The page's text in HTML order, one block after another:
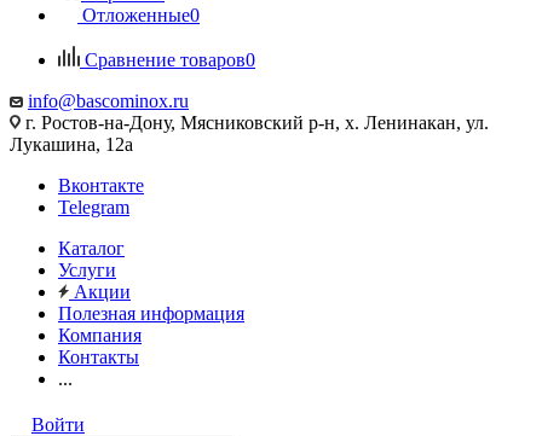
Отложенные0
Сравнение товаров0
info@bascominox.ru
г. Ростов-на-Дону, Мясниковский р-н, х. Ленинакан, ул.
Лукашина, 12а
Вконтакте
Telegram
Каталог
Услуги
Акции
Полезная информация
Компания
Контакты
...
Войти